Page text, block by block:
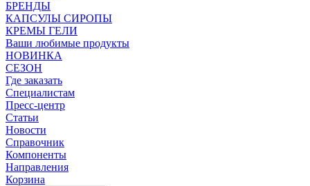
БРЕНДЫ
КАПСУЛЫ СИРОПЫ
КРЕМЫ ГЕЛИ
Ваши любимые продукты
НОВИНКА
СЕЗОН
Где заказать
Специалистам
Пресс-центр
Статьи
Новости
Справочник
Компоненты
Направления
Корзина